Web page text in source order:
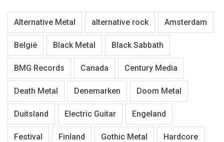
Alternative Metal alternative rock Amsterdam
België Black Metal Black Sabbath
BMG Records Canada Century Media
Death Metal Denemarken Doom Metal
Duitsland Electric Guitar Engeland
Festival Finland Gothic Metal Hardcore